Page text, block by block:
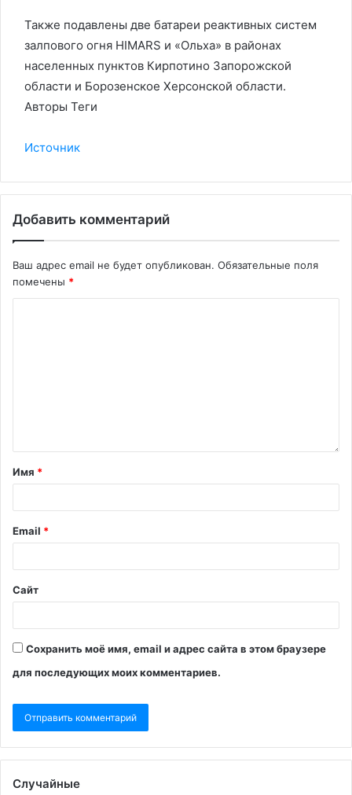
Также подавлены две батареи реактивных систем
залпового огня HIMARS и «Ольха» в районах
населенных пунктов Кирпотино Запорожской
области и Борозенское Херсонской области.
Авторы Теги
Источник
Добавить комментарий
Ваш адрес email не будет опубликован. Обязательные поля
помечены *
Имя *
Email *
Сайт
Сохранить моё имя, email и адрес сайта в этом браузере
для последующих моих комментариев.
Случайные